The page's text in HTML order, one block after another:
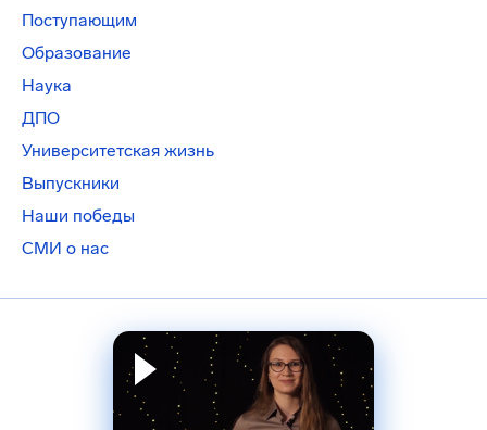
Поступающим
Образование
Наука
ДПО
Университетская жизнь
Выпускники
Наши победы
СМИ о нас